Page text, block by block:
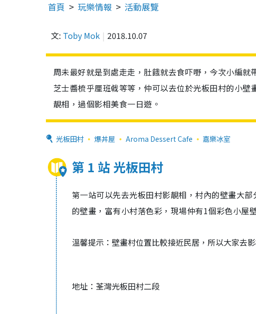
首頁 玩樂情報 活動展覽
文: Toby Mok 2018.10.07
周未最好就是到處走走，肚餓就去食吓嘢，今次小編
芝士醬梳乎厘班㦸等等，仲可以去位於光板田村的小
靚相，過個影相美食一日遊。
光板田村 爆丼屋 Aroma Dessert Cafe 嘉樂冰室
第 1 站 光板田村
第一站可以先去光板田村影靚相，村內的壁畫大
的壁畫，富有小村落色彩，現場仲有1個彩色小屋
溫馨提示：壁畫村位置比較接近民居，所以大家去
地址 ： 荃灣光板田村二段